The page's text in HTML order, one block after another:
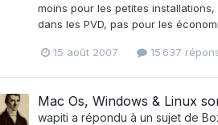
moins pour les petites
dans les PVD, pas pour les
15 août 2007 15 637
Mac Os, Windows & Linux
wapiti a répondu à un sujet de